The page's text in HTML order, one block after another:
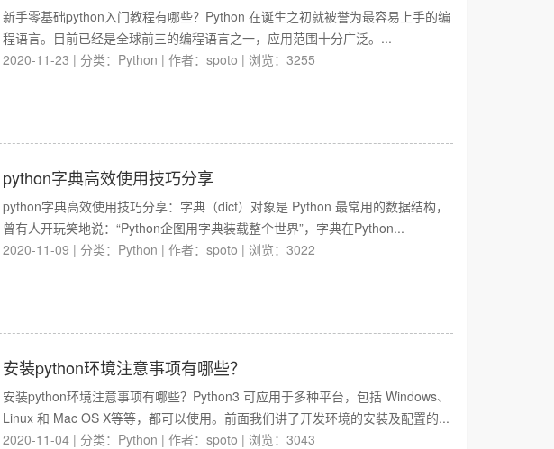
新手零基础python入门教程有哪些？Python 在诞生之初就被誉为最容易上手的编
程语言。目前已经是全球前三的编程语言之一，应用范围十分广泛。...
2020-11-23 | 分类： Python | 作者：spoto | 浏览：3255
python字典高效使用技巧分享
python字典高效使用技巧分享：字典（dict）对象是 Python 最常用的数据结构，
曾有人开玩笑地说：“Python企图用字典装载整个世界”，字典在Python...
2020-11-09 | 分类： Python | 作者：spoto | 浏览：3022
安装python环境注意事项有哪些？
安装python环境注意事项有哪些？Python3 可应用于多种平台，包括 Windows、
Linux 和 Mac OS X等等，都可以使用。前面我们讲了开发环境的安装及配置的...
2020-11-04 | 分类： Python | 作者：spoto | 浏览：3043